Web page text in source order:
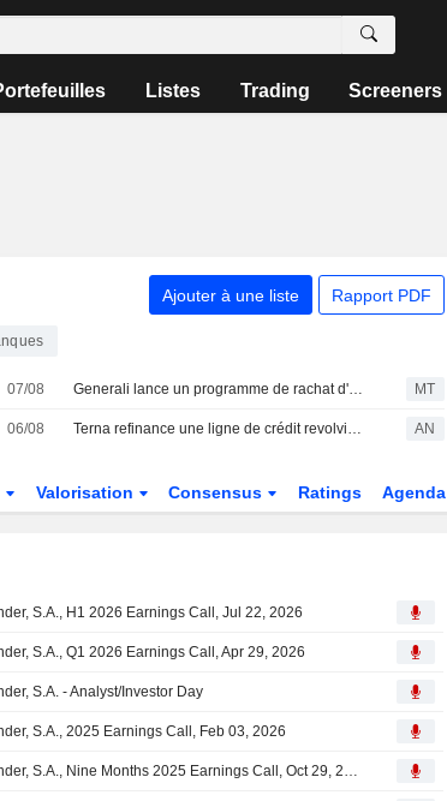
Listes Trading Screeners
Ajouter à une liste Rapport PDF
07/08 Generali lance un programme de rachat d'actions propres pouvant atteindre 500 millions d'euros MT
06/08 Terna refinance une ligne de crédit revolving liée aux critères ESG de 2,3 milliards d'euros AN
Valorisation Consensus Ratings Agenda
S.A., H1 2026 Earnings Call, Jul 22, 2026
S.A., Q1 2026 Earnings Call, Apr 29, 2026
S.A. - Analyst/Investor Day
S.A., 2025 Earnings Call, Feb 03, 2026
Transcript : Banco Santander, S.A., Nine Months 2025 Earnings Call, Oct 29, 2025